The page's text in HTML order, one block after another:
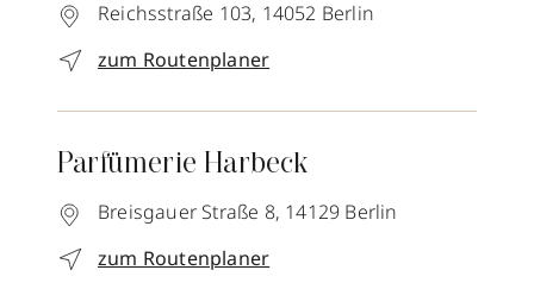
Reichsstraße 103, 14052 Berlin
zum Routenplaner
Parfümerie Harbeck
Breisgauer Straße 8, 14129 Berlin
zum Routenplaner